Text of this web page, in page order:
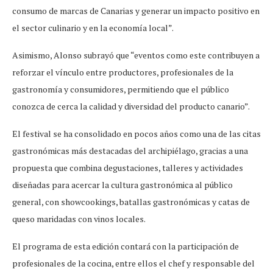
consumo de marcas de Canarias y generar un impacto positivo en
el sector culinario y en la economía local”.
Asimismo, Alonso subrayó que “eventos como este contribuyen a
reforzar el vínculo entre productores, profesionales de la
gastronomía y consumidores, permitiendo que el público
conozca de cerca la calidad y diversidad del producto canario”.
El festival se ha consolidado en pocos años como una de las citas
gastronómicas más destacadas del archipiélago, gracias a una
propuesta que combina degustaciones, talleres y actividades
diseñadas para acercar la cultura gastronómica al público
general, con showcookings, batallas gastronómicas y catas de
queso maridadas con vinos locales.
El programa de esta edición contará con la participación de
profesionales de la cocina, entre ellos el chef y responsable del